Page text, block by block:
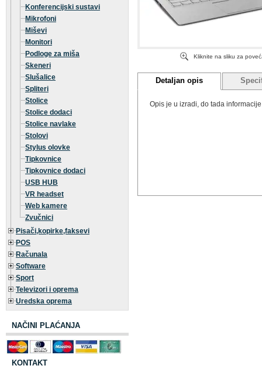
Konferencijski sustavi
Mikrofoni
Miševi
Monitori
Podloge za miša
Skeneri
Slušalice
Spliteri
Stolice
Stolice dodaci
Stolice navlake
Stolovi
Stylus olovke
Tipkovnice
Tipkovnice dodaci
USB HUB
VR headset
Web kamere
Zvučnici
Pisači,kopirke,faksevi
POS
Računala
Software
Sport
Televizori i oprema
Uredska oprema
NAČINI PLAĆANJA
KONTAKT
Kliknite na sliku za
Detaljan opis
Opis je u izradi, do tada